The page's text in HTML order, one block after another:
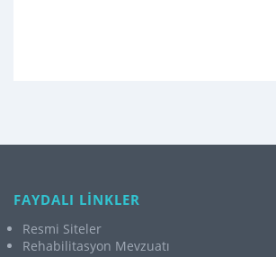
FAYDALI LİNKLER
Resmi Siteler
Rehabilitasyon Mevzuatı